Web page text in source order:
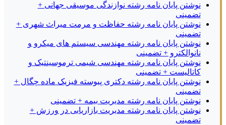
نوشتن پایان نامه رشته نوازندگی موسیقی جهانی +
تضمینی
نوشتن پایان نامه رشته حفاظت و مرمت میراث شهری +
تضمینی
نوشتن پایان نامه رشته مهندسی سیستم های میکرو و
نانوالکترو + تضمینی
نوشتن پایان نامه رشته مهندسی شیمی ترموسینتیک و
کاتالیست + تضمینی
نوشتن پایان نامه رشته دکتری پیوسته فیزیک ماده چگال +
تضمینی
نوشتن پایان نامه رشته مدیریت بیمه + تضمینی
نوشتن پایان نامه رشته مدیریت بازاریابی در ورزش +
تضمینی